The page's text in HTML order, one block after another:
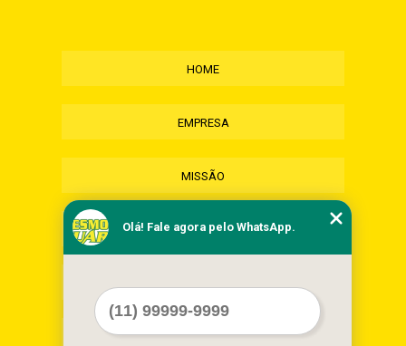
HOME
EMPRESA
MISSÃO
SERVIÇOS
MAPA DO SITE
Olá! Fale agora pelo WhatsApp.